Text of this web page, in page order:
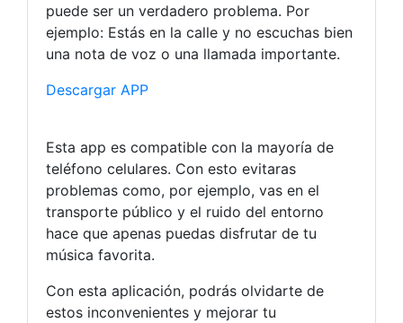
puede ser un verdadero problema. Por
ejemplo: Estás en la calle y no escuchas bien
una nota de voz o una llamada importante.
Descargar APP
Esta app es compatible con la mayoría de
teléfono celulares. Con esto evitaras
problemas como, por ejemplo, vas en el
transporte público y el ruido del entorno
hace que apenas puedas disfrutar de tu
música favorita.
Con esta aplicación, podrás olvidarte de
estos inconvenientes y mejorar tu